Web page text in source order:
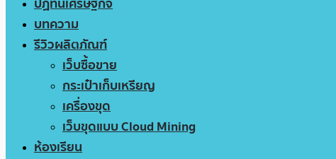
บทความ
รีวิวผลิตภัณฑ์
เว็บซื้อขาย
กระเป๋าเก็บเหรียญ
เครื่องขุด
เว็บขุดแบบ Cloud Mining
ห้องเรียน